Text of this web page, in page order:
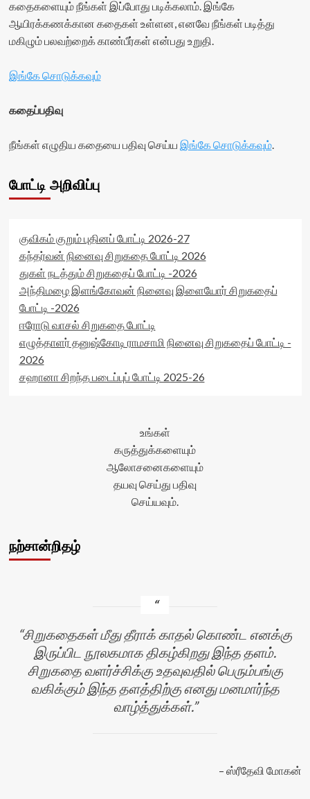
stars-
title-
(0)
</div>
rater-
starsize='16'
data-
rater-
data-
<span
class='yasr-
average'>0
(0)
</span>
</div>
<div
class='yasr-
stars-
rater-
readonly-
data-
starsize='16'
data-
rater-
postid='42359'
data-
rater-
readonly='true'
data-
readonly-
</div>
கதைகளையும் நீங்கள் இப்போது படிக்கலாம். இங்கே
ஆயிரக்கணக்கான கதைகள் உள்ளன, எனவே நீங்கள் படித்து
மகிழும் பலவற்றைக் காண்பீர்கள் என்பது உறுதி.
இங்கே சொடுக்கவும்
கதைப்பதிவு
நீங்கள் எழுதிய கதையை பதிவு செய்ய இங்கே சொடுக்கவும்.
போட்டி அறிவிப்பு
குவிகம் குறும் புதினப் போட்டி 2026-27
கந்தர்வன் நினைவு சிறுகதை போட்டி 2026
துகள் நடத்தும் சிறுகதைப் போட்டி -2026
அந்திமழை இளங்கோவன் நினைவு இளையோர் சிறுகதைப்
போட்டி -2026
ஈரோடு வாசல் சிறுகதை போட்டி
எழுத்தாளர் தனுஷ்கோடி ராமசாமி நினைவு சிறுகதைப் போட்டி -
2026
சஹானா சிறந்த படைப்புப் போட்டி 2025-26
உங்கள்
கருத்துக்களையும்
ஆலோசனைகளையும்
தயவு செய்து பதிவு
செய்யவும்.
நற்சான்றிதழ்
சிறுகதைகள் மீது தீராக் காதல் கொண்ட எனக்கு
இருப்பிட நூலகமாக திகழ்கிறது இந்த தளம்.
சிறுகதை வளர்ச்சிக்கு உதவுவதில் பெரும்பங்கு
வகிக்கும் இந்த தளத்திற்கு எனது மனமார்ந்த
வாழ்த்துக்கள்.
ஸ்ரீதேவி மோகன்